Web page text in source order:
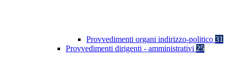
Provvedimenti organi indirizzo-politico 31
Provvedimenti dirigenti - amministrativi 25